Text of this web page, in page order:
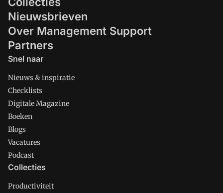
Nieuwsbrieven
Over Management Support
Partners
Snel naar
Nieuws & inspiratie
Checklists
Digitale Magazine
Boeken
Blogs
Vacatures
Podcast
Collecties
Productiviteit